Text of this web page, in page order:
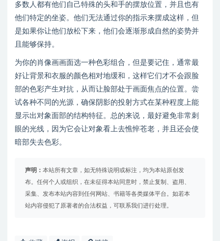
多数人都有他们自己特殊的头和手的摆放位置，并且也有
他们特定的坐姿。他们无法通过你的指示来摆成这样，但
是如果你让他们放松下来，他们会逐渐形成自然的姿势并
且能够保持。
为你的肖像画画面选一种色彩组合，但是要记住，通常最
好让背景和衣服的颜色相对地缓和，这样它们才不会跟脸
部的色彩产生对抗，从而让脸部处于画面焦点的位置。尝
试各种不同的光源，确保阴影的投射方式在某种程度上能
显示出对象面部的结构特征。总的来说，最好避免非常刺
眼的光线，因为它会让对象看上去憔悴苍老，并且还会使
暗部失去色彩。
声明： 本站所有文章，如无特殊说明或标注，均为本站原创发
布。任何个人或组织，在未征得本站同意时，禁止复制、盗用、
采集、发布本站内容到任何网站、书籍等各类媒体平台。如若本
站内容侵犯了原著者的合法权益，可联系我们进行处理。